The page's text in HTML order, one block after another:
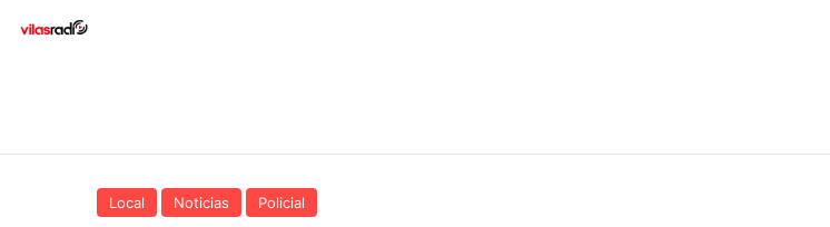
Local Noticias Policial